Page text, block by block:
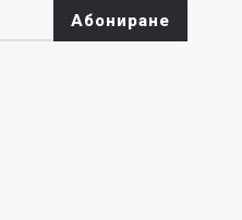
Абониране